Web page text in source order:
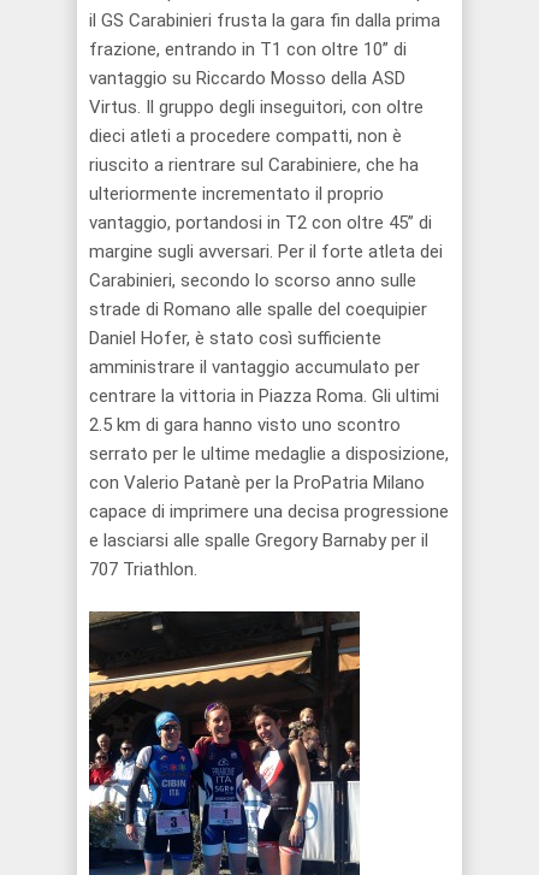
il GS Carabinieri frusta la gara fin dalla prima
frazione, entrando in T1 con oltre 10” di
vantaggio su Riccardo Mosso della ASD
Virtus. Il gruppo degli inseguitori, con oltre
dieci atleti a procedere compatti, non è
riuscito a rientrare sul Carabiniere, che ha
ulteriormente incrementato il proprio
vantaggio, portandosi in T2 con oltre 45” di
margine sugli avversari. Per il forte atleta dei
Carabinieri, secondo lo scorso anno sulle
strade di Romano alle spalle del coequipier
Daniel Hofer, è stato così sufficiente
amministrare il vantaggio accumulato per
centrare la vittoria in Piazza Roma. Gli ultimi
2.5 km di gara hanno visto uno scontro
serrato per le ultime medaglie a disposizione,
con Valerio Patanè per la ProPatria Milano
capace di imprimere una decisa progressione
e lasciarsi alle spalle Gregory Barnaby per il
707 Triathlon.